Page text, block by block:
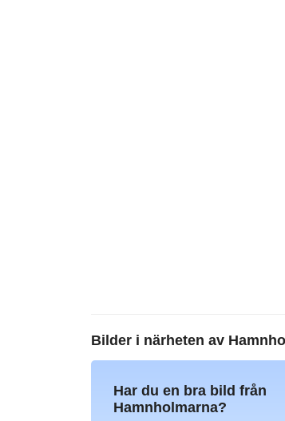
Bilder i närheten av
Har du en bra bild från
Hamnholmarna?